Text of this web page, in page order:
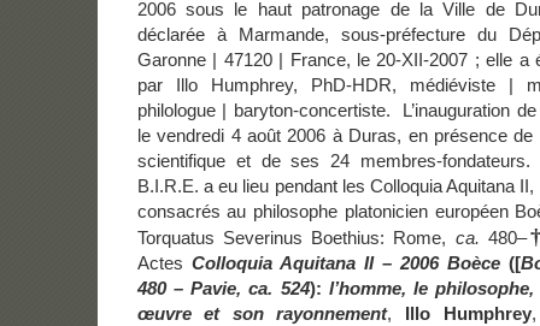
2006 sous le haut patronage de la Ville de
déclarée à Marmande, sous-préfecture du
Garonne | 47120 | France, le 20-XII-2007 ; elle a
par Illo Humphrey, PhD-HDR, médiéviste |
philologue | baryton-concertiste. L’inauguration
le vendredi 4 août 2006 à Duras, en présence
scientifique et de ses 24 membres-
B.I.R.E. a eu lieu pendant les Colloquia Aquitana
consacrés au philosophe platonicien européen
Torquatus Severinus Boethius: Rome, ca. 480–
Actes Colloquia Aquitana II – 2006 Boèce ([
480 – Pavie, ca. 524): l’homme, le
œuvre et son rayonnement, Illo Humphrey